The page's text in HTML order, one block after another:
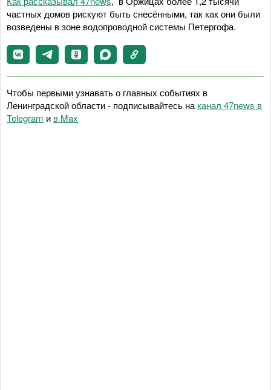
частных домов рискуют быть снесёнными, так как они были
возведены в зоне водопроводной системы Петергофа.
Чтобы первыми узнавать о главных событиях в
Ленинградской области - подписывайтесь на канал 47news в
Telegram и в Maх